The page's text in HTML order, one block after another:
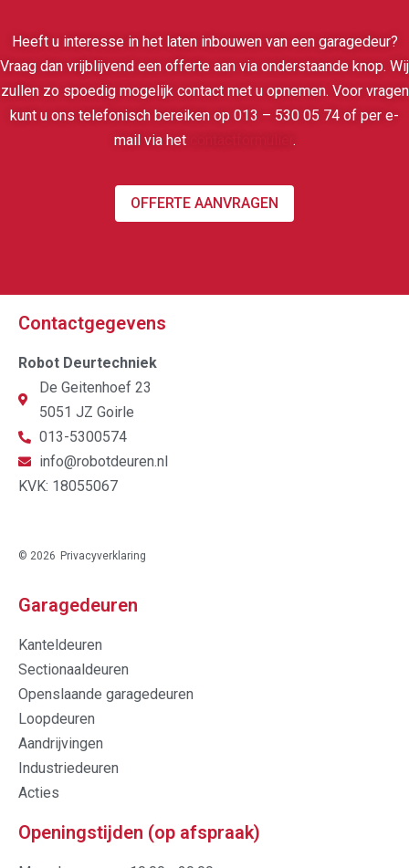
Heeft u interesse in het laten inbouwen van een garagedeur?
Vraag dan vrijblijvend een offerte aan via onderstaande knop. Wij
zullen zo spoedig mogelijk contact met u opnemen. Voor vragen
kunt u ons telefonisch bereiken op 013 – 530 05 74 of per e-
mail via het
.
OFFERTE AANVRAGEN
Contactgegevens
Robot Deurtechniek
De Geitenhoef 23
5051 JZ Goirle
013-5300574
info@robotdeuren.nl
KVK: 18055067
© 2026 Privacyverklaring
Garagedeuren
Kanteldeuren
Sectionaaldeuren
Openslaande garagedeuren
Loopdeuren
Aandrijvingen
Industriedeuren
Acties
Openingstijden (op afspraak)